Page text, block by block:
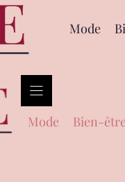
Mode
Mode Bien-être